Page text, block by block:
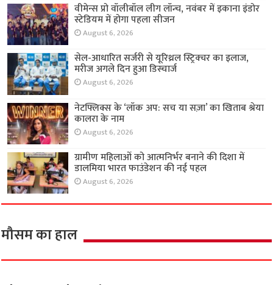
वीमेन्स प्रो वॉलीबॉल लीग लॉन्च, नवंबर में इकाना इंडोर
स्टेडियम में होगा पहला सीजन
August 6, 2026
सेल-आधारित सर्जरी से यूरिथ्रल स्ट्रिक्चर का इलाज,
मरीज अगले दिन हुआ डिस्चार्ज
August 6, 2026
नेटफ्लिक्स के ‘लॉक अप: सच या सज़ा’ का खिताब श्रेया
कालरा के नाम
August 6, 2026
ग्रामीण महिलाओं को आत्मनिर्भर बनाने की दिशा में
डालमिया भारत फाउंडेशन की नई पहल
August 6, 2026
मौसम का हाल